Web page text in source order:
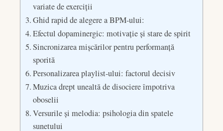
variate de exerciții
Ghid rapid de alegere a BPM-ului:
Efectul dopaminergic: motivație și stare de spirit
Sincronizarea mișcărilor pentru performanță
sporită
Personalizarea playlist-ului: factorul decisiv
Muzica drept unealtă de disociere împotriva
oboselii
Versurile și melodia: psihologia din spatele
sunetului